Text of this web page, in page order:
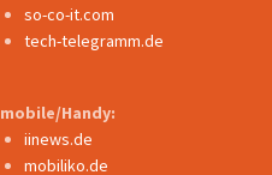
so-co-it.com
tech-telegramm.de
mobile/Handy:
iinews.de
mobiliko.de